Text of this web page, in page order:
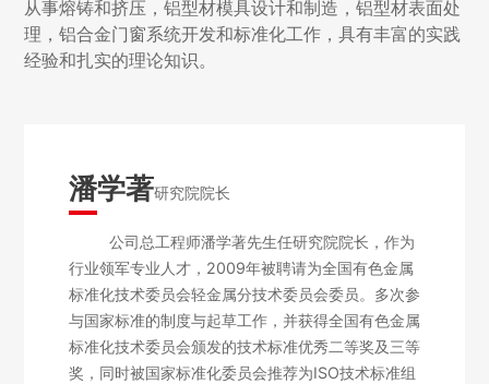
从事熔铸和挤压，铝型材模具设计和制造，铝型材表面处
理，铝合金门窗系统开发和标准化工作，具有丰富的实践
经验和扎实的理论知识。
潘学著研究院院长
公司总工程师潘学著先生任研究院院长，作为
行业领军专业人才，2009年被聘请为全国有色金属
标准化技术委员会轻金属分技术委员会委员。多次参
与国家标准的制度与起草工作，并获得全国有色金属
标准化技术委员会颁发的技术标准优秀二等奖及三等
奖，同时被国家标准化委员会推荐为ISO技术标准组